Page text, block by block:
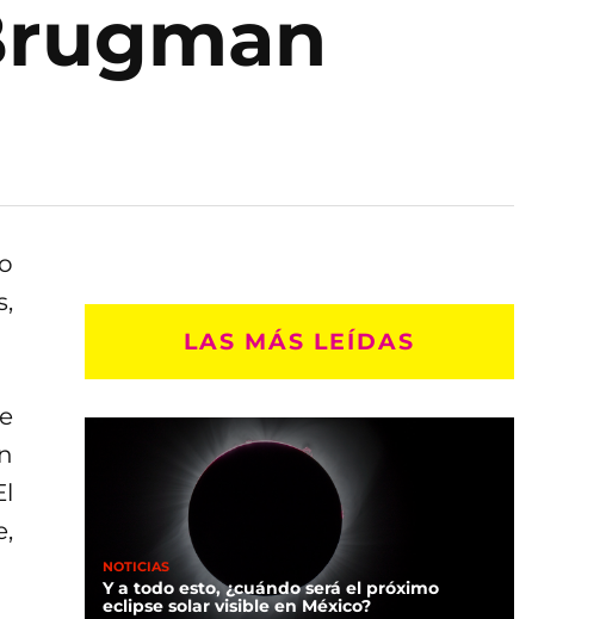
LAS MÁS LEÍDAS
NOTICIAS
Y a todo esto, ¿cuándo será el próximo
eclipse solar visible en México?